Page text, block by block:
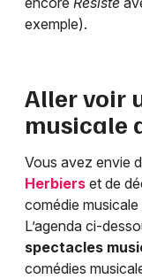
exemple).
Aller voir
musicale
Vous avez envie
Herbiers et de
comédie
L’agenda ci-
spectacles
comédies